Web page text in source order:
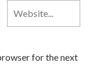
for the next